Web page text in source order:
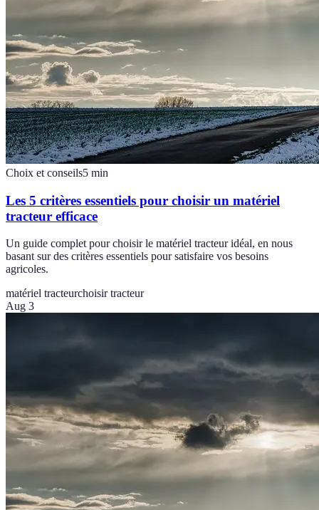
Choix et conseils5 min
Les 5 critères essentiels pour choisir un matériel
tracteur efficace
Un guide complet pour choisir le matériel tracteur idéal, en nous
basant sur des critères essentiels pour satisfaire vos besoins
agricoles.
matériel tracteurchoisir tracteur
Aug 3